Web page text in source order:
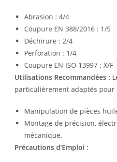
Abrasion : 4/4
Coupure EN 388/2016 : 1/5
Déchirure : 2/4
Perforation : 1/4
Coupure EN ISO 13997 : X/F
Utilisations Recommandées :
particulièrement adaptés pour
Manipulation de pièces
Montage de précision,
mécanique.
Précautions d’Emploi :